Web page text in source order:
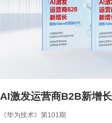
AI激发运营商B2B新增长
《华为技术》第101期